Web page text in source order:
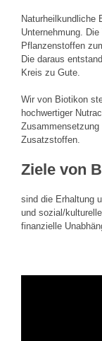
Naturheilkundliche
Unternehmung.
Pflanzenstoffen
Die daraus
Kreis zu Gute.
Wir von Biotikon
hochwertiger
Zusatzstoffen.
Ziele von
sind die Erhaltung
und sozial/
finanzielle